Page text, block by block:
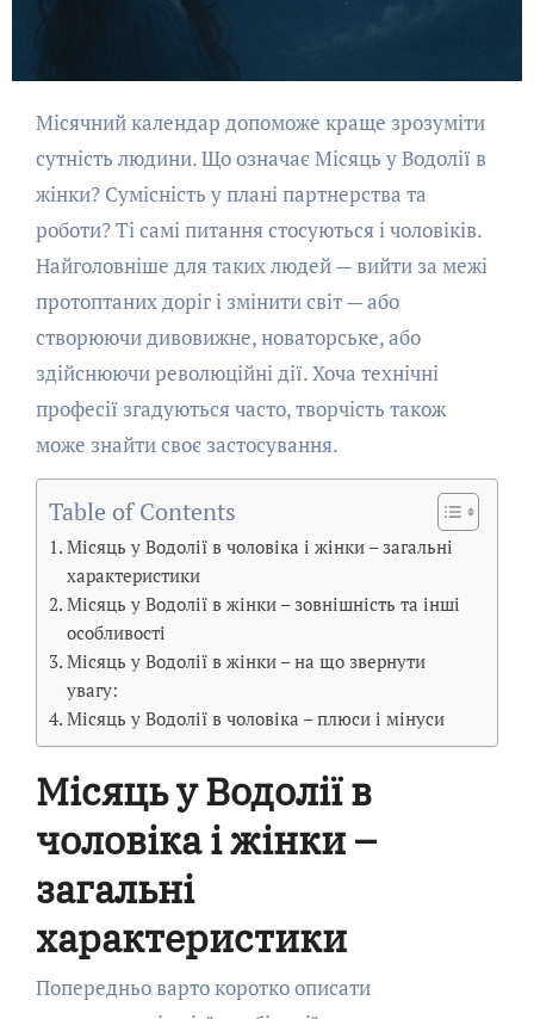
Місячний календар допоможе краще зрозуміти
сутність людини. Що означає Місяць у Водолії в
жінки? Сумісність у плані партнерства та
роботи? Ті самі питання стосуються і чоловіків.
Найголовніше для таких людей — вийти за межі
протоптаних доріг і змінити світ — або
створюючи дивовижне, новаторське, або
здійснюючи революційні дії. Хоча технічні
професії згадуються часто, творчість також
може знайти своє застосування.
Table of Contents
Місяць у Водолії в чоловіка і жінки – загальні
характеристики
Місяць у Водолії в жінки – зовнішність та інші
особливості
Місяць у Водолії в жінки – на що звернути
увагу:
Місяць у Водолії в чоловіка – плюси і мінуси
Місяць у Водолії в
чоловіка і жінки –
загальні
характеристики
Попередньо варто коротко описати